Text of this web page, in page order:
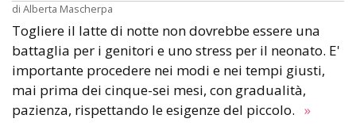
di Alberta Mascherpa
Togliere il latte di notte non dovrebbe essere una
battaglia per i genitori e uno stress per il neonato. E'
importante procedere nei modi e nei tempi giusti,
mai prima dei cinque-sei mesi, con gradualità,
pazienza, rispettando le esigenze del piccolo. »